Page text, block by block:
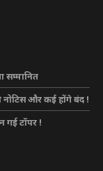
सम्मानित
नोटिस और कई होंगे बंद !
गई टॉपर !